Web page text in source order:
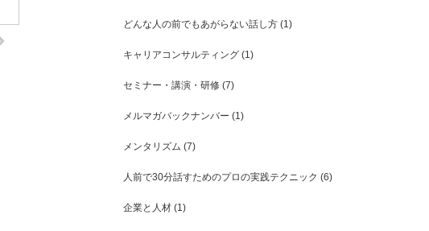
どんな人の前でもあがらない話し方 (1)
キャリアコンサルティング (1)
セミナー・講演・研修 (7)
メルマガバックナンバー (1)
メンタリズム (7)
人前で30分話すためのプロの実践テクニック (6)
企業と人材 (1)